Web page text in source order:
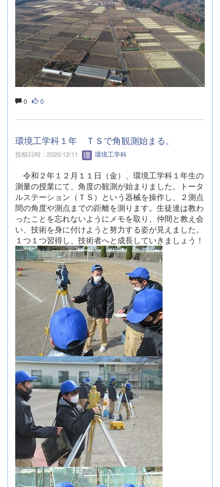
0 0
環境工学科１年 ＴＳで角観測始まる。
投稿日時 : 2020/12/11 環境工学科
令和２年１２月１１日（金）、環境工学科１年生の
測量の授業にて、角度の観測が始まりました。トータ
ルステーション（ＴＳ）という器械を操作し、２測点
間の角度や測点までの距離を測ります。生徒達は教わ
ったことを忘れないようにメモを取り、仲間と教え会
い、技術を身に付けようと努力する姿が見えました。
１つ１つ習得し、技術者へと成長していきましょう！